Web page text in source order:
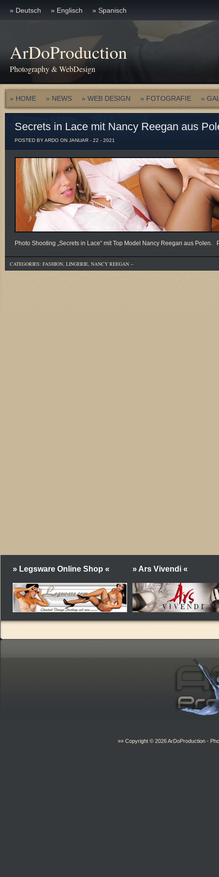
» Deutsch » Englisch » Spanisch
ArDoProduction
Photography & WebDesign
» HOME » NEWS » WEB DESIGN » FOTOGRAFIE »
Secrets in Lace mit Nancy Reegan aus
POSTED BY ARDO ON JANUAR - 22 - 2021
Photo Shooting „Secrets in Lace“ mit Top Model Nancy Reegan aus Polen.
CATEGORIES: FASHION, LINGERIE, NANCY REEGAN --
» Legsware Online Shop « » Ars Vivendi «
»» Copyright © 2026ArDoProduction -